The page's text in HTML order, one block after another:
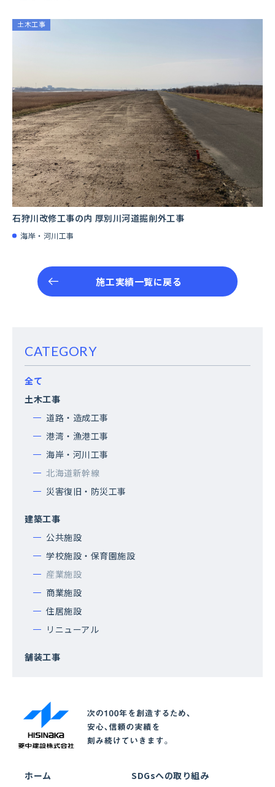
土木工事
石狩川改修工事の内 厚別川河道掘削外工事
海岸・河川工事
施工実績一覧に戻る
CATEGORY
全て
土木工事
道路・造成工事
港湾・漁港工事
海岸・河川工事
北海道新幹線
災害復旧・防災工事
建築工事
公共施設
学校施設・保育園施設
産業施設
商業施設
住居施設
リニューアル
舗装工事
ホーム SDGsへの取り組み